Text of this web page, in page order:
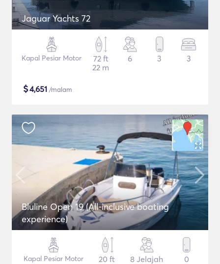
Jaguar Yachts 72
Kapal Pesiar Motor
72 ft
22 m
6 3 3
$4,651 /malam
Bluline Open 19 (All-inclusive boating
experience)
Kapal Pesiar Motor
20 ft
8 Jelajah 0